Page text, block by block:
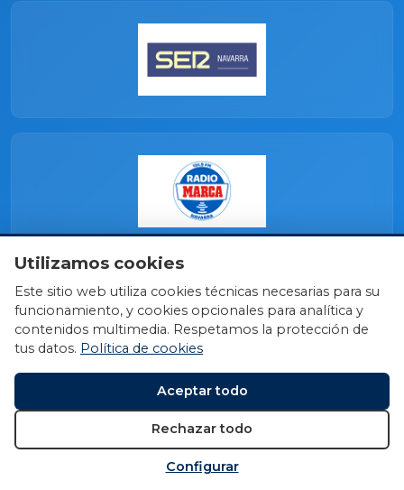
Utilizamos cookies
Este sitio web utiliza cookies técnicas necesarias para su
funcionamiento, y cookies opcionales para analítica y
contenidos multimedia. Respetamos la protección de
tus datos. Política de cookies
Aceptar todo
Rechazar todo
Configurar